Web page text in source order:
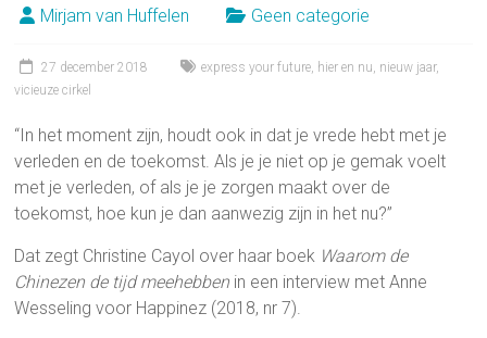
Mirjam van Huffelen Geen categorie
27 december 2018 express your future hier en nu nieuw jaar,
vicieuze cirkel
“In het moment zijn, houdt ook in dat je vrede hebt met je
verleden en de toekomst. Als je je niet op je gemak voelt
met je verleden, of als je je zorgen maakt over de
toekomst, hoe kun je dan aanwezig zijn in het nu?”
Dat zegt Christine Cayol over haar boek Waarom de
Chinezen de tijd meehebben in een interview met Anne
Wesseling voor Happinez (2018, nr 7).